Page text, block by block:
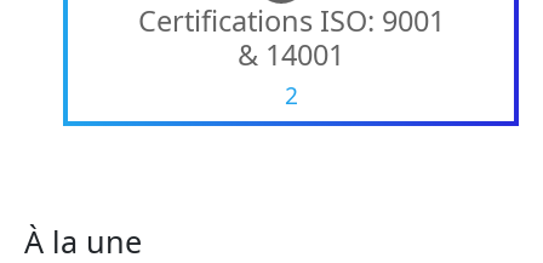
Certifications ISO: 9001
& 14001
2
À la une